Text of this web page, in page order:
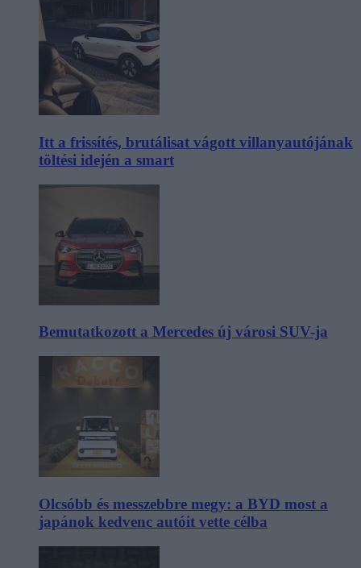
Itt a frissítés, brutálisat vágott villanyautójának
töltési idején a smart
Bemutatkozott a Mercedes új városi SUV-ja
Olcsóbb és messzebbre megy: a BYD most a
japánok kedvenc autóit vette célba